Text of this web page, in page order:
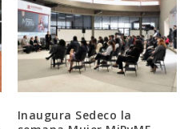
Inaugura Sedeco la